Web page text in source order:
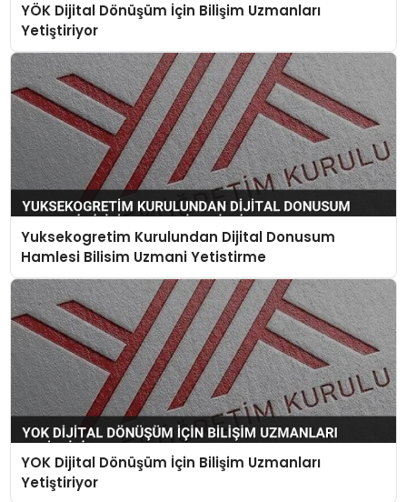
YÖK Dijital Dönüşüm İçin Bilişim Uzmanları
Yetiştiriyor
Yuksekogretim Kurulundan Dijital Donusum
Hamlesi Bilisim Uzmani Yetistirme
YOK Dijital Dönüşüm İçin Bilişim Uzmanları
Yetiştiriyor